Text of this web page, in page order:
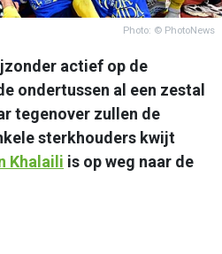
Photo: © PhotoNews
actief op de
ondertussen al een zestal
tegenover zullen de
sterkhouders kwijt
Khalaili is op weg naar de